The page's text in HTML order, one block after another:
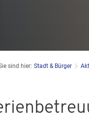
sind hier: Stadt & Bürger